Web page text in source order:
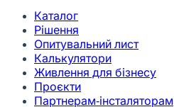
Каталог
Рішення
Опитувальний лист
Калькулятори
Живлення для бізнесу
Проєкти
Партнерам-інсталяторам